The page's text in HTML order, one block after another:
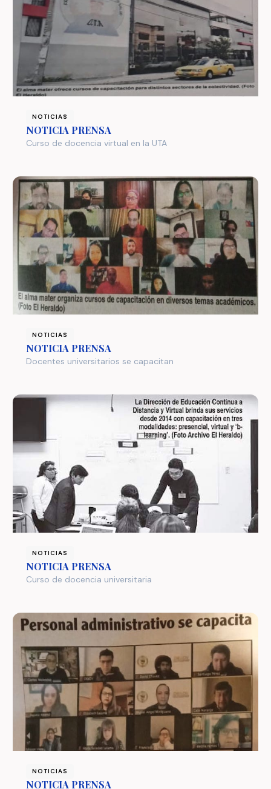
NOTICIAS
NOTICIA PRENSA
Curso de docencia virtual en la UTA
NOTICIAS
NOTICIA PRENSA
Docentes universitarios se capacitan
NOTICIAS
NOTICIA PRENSA
Curso de docencia universitaria
NOTICIAS
NOTICIA PRENSA